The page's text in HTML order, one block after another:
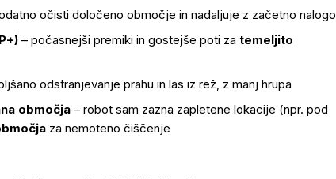
očisti določeno območje in nadaljuje z začetno nalogo
– počasnejši premiki in gostejše poti za temeljito
odstranjevanje prahu in las iz rež, z manj hrupa
območja – robot sam zazna zapletene lokacije (npr. pod
za nemoteno čiščenje